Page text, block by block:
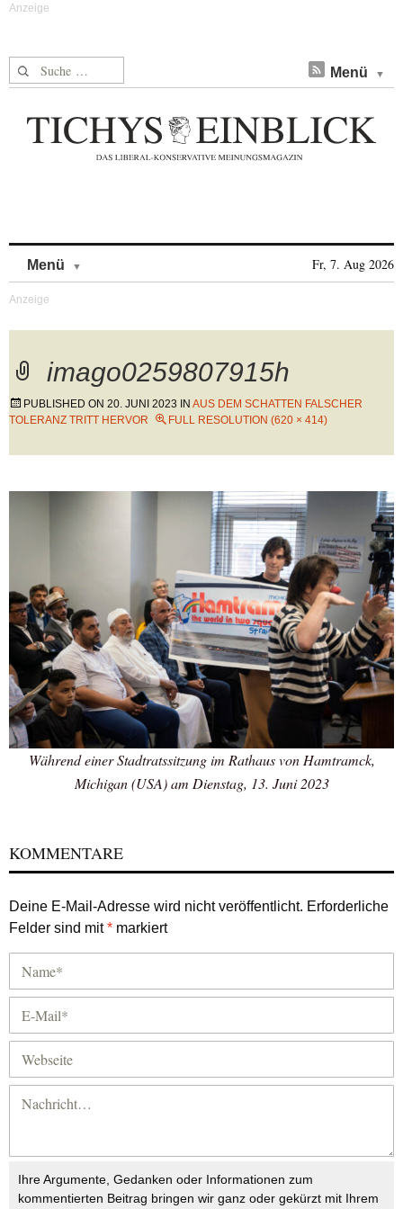
Suche nach: Menü
Menü Fr, 7. Aug 2026
imago0259807915h
PUBLISHED ON 20. JUNI 2023 IN AUS DEM SCHATTEN FALSCHER
TOLERANZ TRITT HERVOR
FULL RESOLUTION (620 × 414)
Während einer Stadtratssitzung im Rathaus von Hamtramck,
Michigan (USA) am Dienstag, 13. Juni 2023
KOMMENTARE
Deine E-Mail-Adresse wird nicht veröffentlicht. Erforderliche
Felder sind mit* markiert
Ihre Argumente, Gedanken oder Informationen zum
kommentierten Beitrag bringen wir ganz oder gekürzt mit Ihrem